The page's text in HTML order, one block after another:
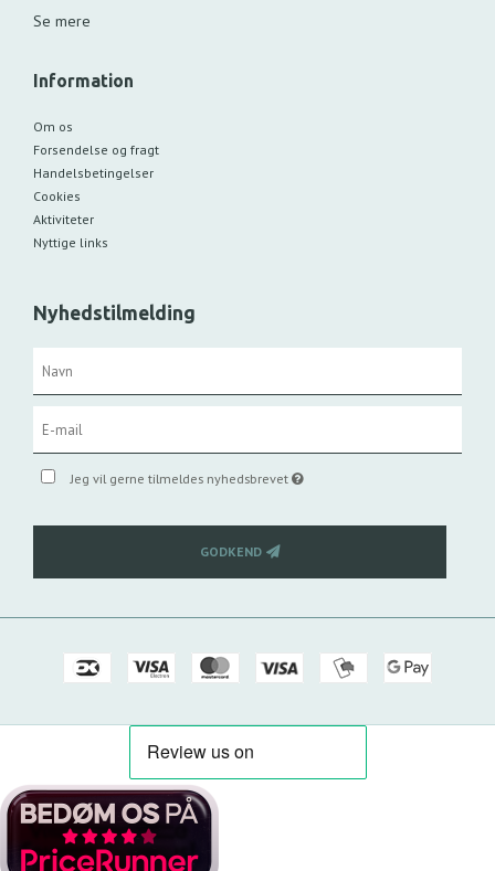
Se mere
Information
Om os
Forsendelse og fragt
Handelsbetingelser
Cookies
Aktiviteter
Nyttige links
Nyhedstilmelding
Jeg vil gerne tilmeldes nyhedsbrevet
GODKEND